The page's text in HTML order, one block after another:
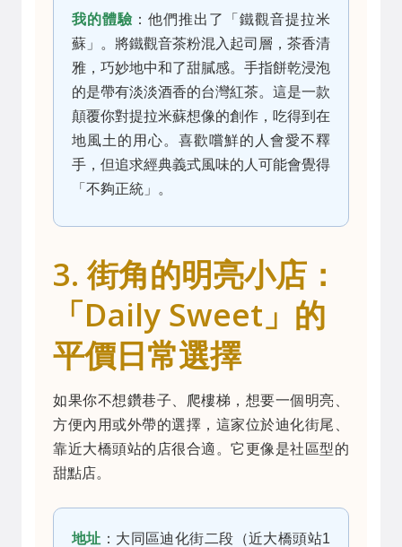
我的體驗 ：他們推出了「鐵觀音提拉米
蘇」。將鐵觀音茶粉混入起司層，茶香清
雅，巧妙地中和了甜膩感。手指餅乾浸泡
的是帶有淡淡酒香的台灣紅茶。這是一款
顛覆你對提拉米蘇想像的創作，吃得到在
地風土的用心。喜歡嚐鮮的人會愛不釋
手，但追求經典義式風味的人可能會覺得
「不夠正統」。
3. 街角的明亮小店：
「Daily Sweet」的
平價日常選擇
如果你不想鑽巷子、爬樓梯，想要一個明亮、
方便內用或外帶的選擇，這家位於迪化街尾、
靠近大橋頭站的店很合適。它更像是社區型的
甜點店。
地址 ：大同區迪化街二段（近大橋頭站1